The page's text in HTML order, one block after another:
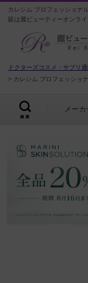
カレシム プロフェッショナ
販は麗ビューティーオンラ
ドクターズコスメ・サプリ
カレシム プロフェッショ
メーカ